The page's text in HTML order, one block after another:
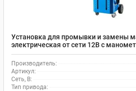
Установка для промывки и замены
электрическая от сети 12В с
фильтром 5 мкм, резервуары 2х20л
Производитель:
Артикул:
Сеть, В:
Тип привода: